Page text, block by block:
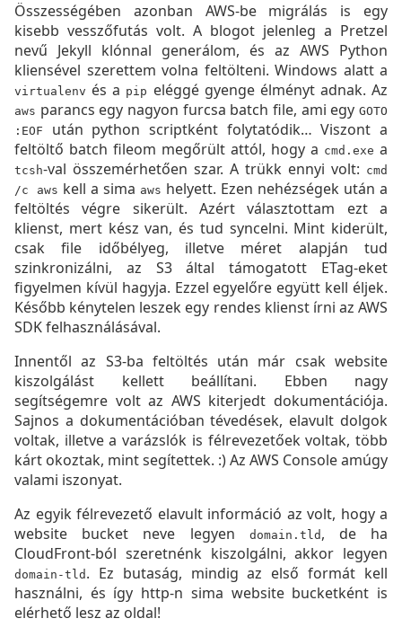
Összességében azonban AWS-be migrálás is egy
kisebb vesszőfutás volt. A blogot jelenleg a Pretzel
nevű Jekyll klónnal generálom, és az AWS Python
kliensével szerettem volna feltölteni. Windows alatt a
virtualenv és a pip eléggé gyenge élményt adnak. Az
aws parancs egy nagyon furcsa batch file, ami egy GOTO
:EOF
után python scriptként folytatódik… Viszont a
feltöltő batch fileom megőrült attól, hogy a cmd.exe a
tcsh-val összemérhetően szar. A trükk ennyi volt: cmd
/c aws kell a sima aws helyett. Ezen nehézségek után a
feltöltés végre sikerült. Azért választottam ezt a
klienst, mert kész van, és tud syncelni. Mint kiderült,
csak file időbélyeg, illetve méret alapján tud
szinkronizálni, az S3 által támogatott ETag-eket
figyelmen kívül hagyja. Ezzel egyelőre együtt kell éljek.
Később kénytelen leszek egy rendes klienst írni az AWS
SDK felhasználásával.
Innentől az S3-ba feltöltés után már csak website
kiszolgálást kellett beállítani. Ebben nagy
segítségemre volt az AWS kiterjedt dokumentációja.
Sajnos a dokumentációban tévedések, elavult dolgok
voltak, illetve a varázslók is félrevezetőek voltak, több
kárt okoztak, mint segítettek. :) Az AWS Console amúgy
valami iszonyat.
Az egyik félrevezető elavult információ az volt, hogy a
website bucket neve legyen
domain.tld , de ha
CloudFront-ból szeretnénk kiszolgálni, akkor legyen
domain-tld . Ez butaság, mindig az első formát kell
használni, és így http-n sima website bucketként is
elérhető lesz az oldal!